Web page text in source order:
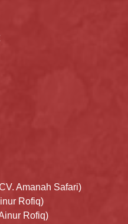
Amanah Safari)
Rofiq)
Rofiq)